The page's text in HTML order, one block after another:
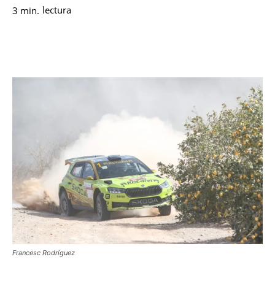
3 min. lectura
Francesc Rodríguez